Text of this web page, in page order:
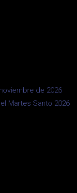
noviembre de 2026
Martes Santo 2026